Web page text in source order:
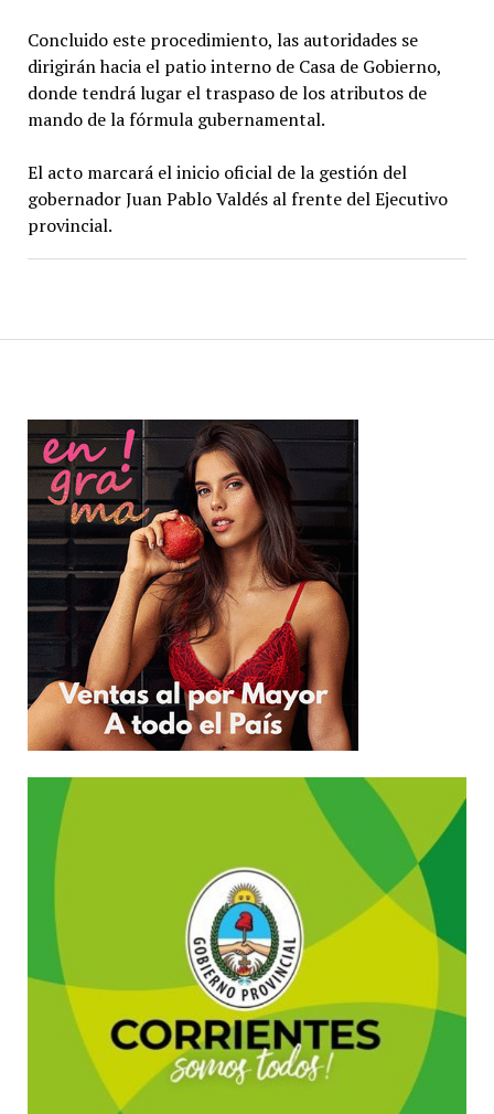
Concluido este procedimiento, las autoridades se
dirigirán hacia el patio interno de Casa de Gobierno,
donde tendrá lugar el traspaso de los atributos de
mando de la fórmula gubernamental.
El acto marcará el inicio oficial de la gestión del
gobernador Juan Pablo Valdés al frente del Ejecutivo
provincial.